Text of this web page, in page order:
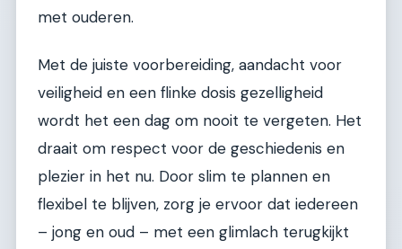
met ouderen.
Met de juiste voorbereiding, aandacht voor
veiligheid en een flinke dosis gezelligheid
wordt het een dag om nooit te vergeten. Het
draait om respect voor de geschiedenis en
plezier in het nu. Door slim te plannen en
flexibel te blijven, zorg je ervoor dat iedereen
– jong en oud – met een glimlach terugkijkt